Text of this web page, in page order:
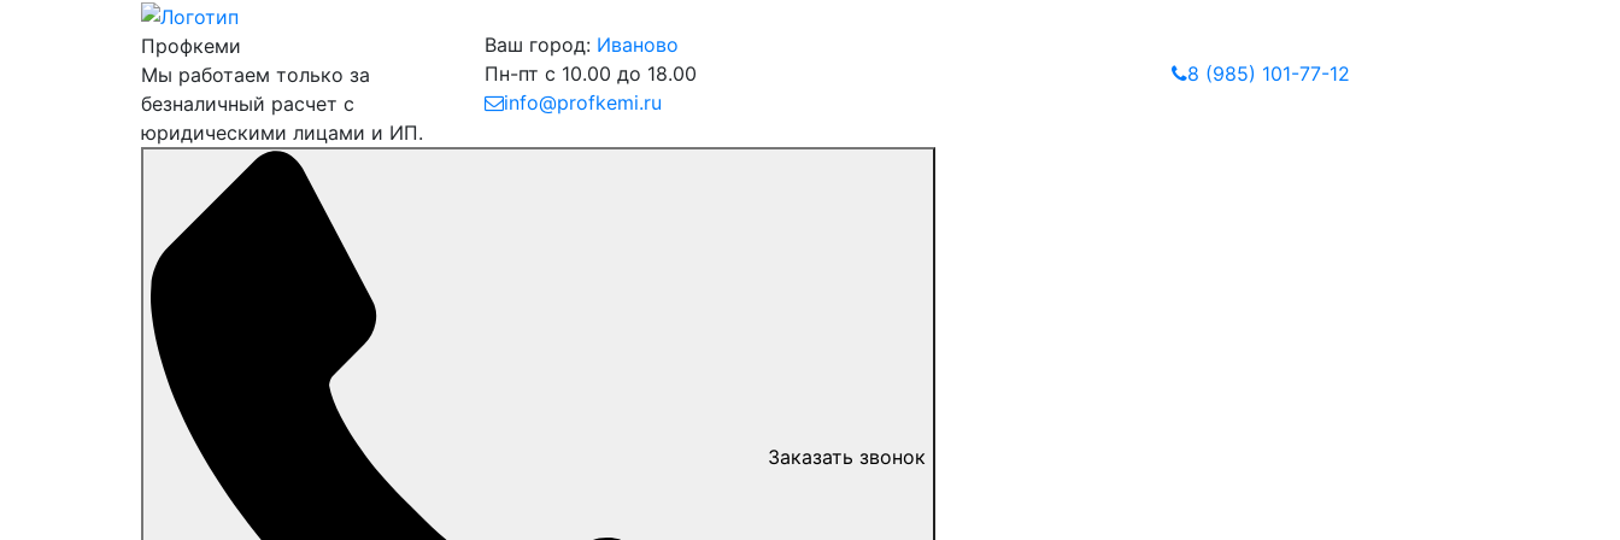
Профкеми
Мы работаем только за
безналичный расчет с
юридическими лицами и ИП.
Ваш город: Иваново
Пн-пт с 10.00 до 18.00
info@profkemi.ru
8 (985) 101-77-12
Заказать звонок